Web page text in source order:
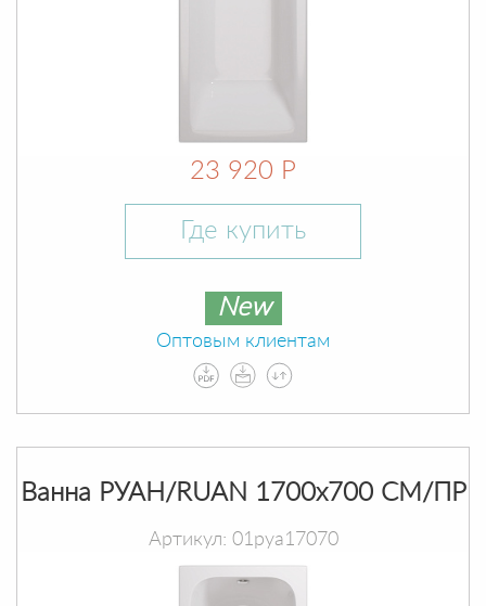
23 920 Р
Где купить
New
Оптовым клиентам
Ванна РУАН/RUAN 1700х700 СМ/ПР
Артикул: 01руа17070